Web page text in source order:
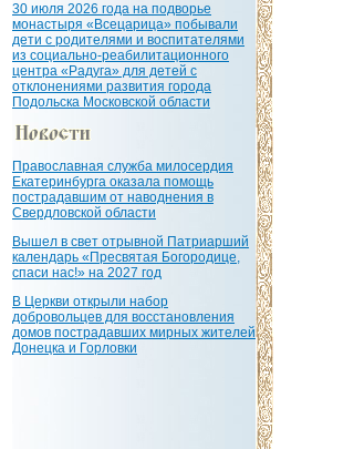
30 июля 2026 года на подворье
монастыря «Всецарица» побывали
дети с родителями и воспитателями
из социально-реабилитационного
центра «Радуга» для детей с
отклонениями развития города
Подольска Московской области
Православная служба милосердия
Екатеринбурга оказала помощь
пострадавшим от наводнения в
Свердловской области
Вышел в свет отрывной Патриарший
календарь «Пресвятая Богородице,
спаси нас!» на 2027 год
В Церкви открыли набор
добровольцев для восстановления
домов пострадавших мирных жителей
Донецка и Горловки